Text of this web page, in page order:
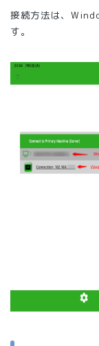
接続方法は、
す。